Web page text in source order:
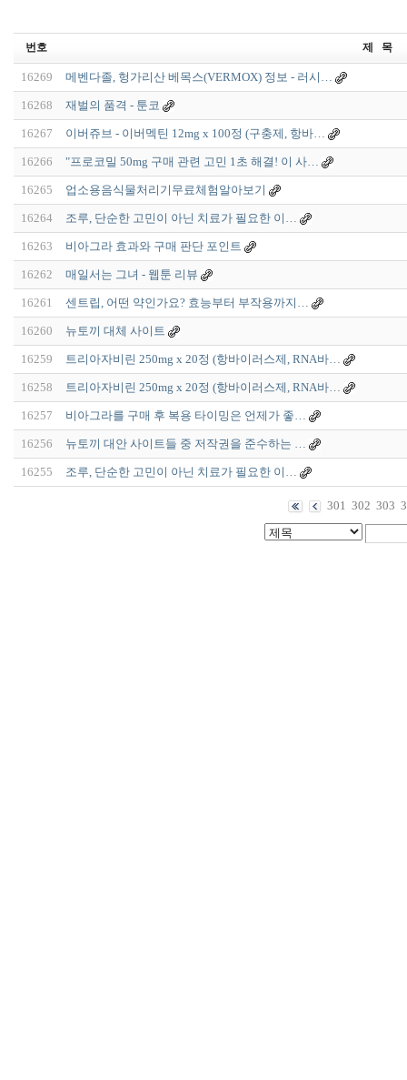
번호 제 목
16269 메벤다졸, 헝가리산 베목스(VERMOX) 정보 - 러시…
16268 재벌의 품격 - 툰코
16267 이버쥬브 - 이버멕틴 12mg x 100정 (구충제, 항바…
16266 "프로코밀 50mg 구매 관련 고민 1초 해결! 이 사…
16265 업소용음식물처리기무료체험알아보기
16264 조루, 단순한 고민이 아닌 치료가 필요한 이…
16263 비아그라 효과와 구매 판단 포인트
16262 매일서는 그녀 - 웹툰 리뷰
16261 센트립, 어떤 약인가요? 효능부터 부작용까지…
16260 뉴토끼 대체 사이트
16259 트리아자비린 250mg x 20정 (항바이러스제, RNA바…
16258 트리아자비린 250mg x 20정 (항바이러스제, RNA바…
16257 비아그라를 구매 후 복용 타이밍은 언제가 좋…
16256 뉴토끼 대안 사이트들 중 저작권을 준수하는 …
16255 조루, 단순한 고민이 아닌 치료가 필요한 이…
301 302 303